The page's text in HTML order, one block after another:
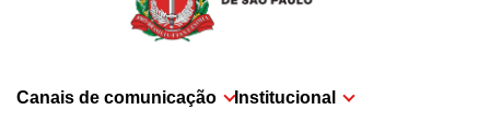
Canais de comunicação Institucional